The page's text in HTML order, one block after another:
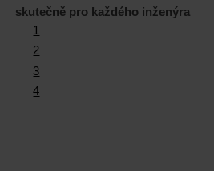
skutečně pro každého inženýra
1
2
3
4